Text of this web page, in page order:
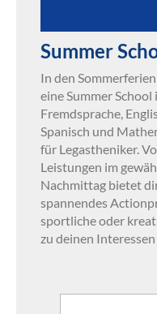
Summer
In den
eine Summer
Fremdsprache,
Spanisch und
für Legastheniker.
Leistungen im
Nachmittag bietet
spannendes
sportliche oder
zu deinen Interessen